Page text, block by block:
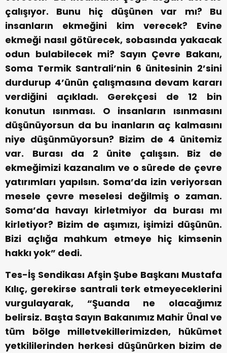
çalışıyor. Bunu hiç düşünen var mı? Bu
insanların ekmeğini kim verecek? Evine
ekmeği nasıl götürecek, sobasında yakacak
odun bulabilecek mi? Sayın Çevre Bakanı,
Soma Termik Santrali’nin 6 ünitesinin 2’sini
durdurup 4’ünün çalışmasına devam kararı
verdiğini açıkladı. Gerekçesi de 12 bin
konutun ısınması. O insanların ısınmasını
düşünüyorsun da bu inanların aç kalmasını
niye düşünmüyorsun? Bizim de 4 ünitemiz
var. Burası da 2 ünite çalışsın. Biz de
ekmeğimizi kazanalım ve o sürede de çevre
yatırımları yapılsın. Soma’da izin veriyorsan
mesele çevre meselesi değilmiş o zaman.
Soma’da havayı kirletmiyor da burası mı
kirletiyor? Bizim de aşımızı, işimizi düşünün.
Bizi açlığa mahkum etmeye hiç kimsenin
hakkı yok” dedi.
Tes-İş Sendikası Afşin Şube Başkanı Mustafa
Kılıç, gerekirse santrali terk etmeyeceklerini
vurgulayarak, “Şuanda ne olacağımız
belirsiz. Başta Sayın Bakanımız Mahir Ünal ve
tüm bölge milletvekillerimizden, hükümet
yetkililerinden herkesi düşünürken bizim de